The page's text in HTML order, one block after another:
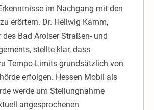
im Nachgang mit den
erörtern. Dr. Hellwig Kamm,
des Bad Arolser Straßen- und
stellte klar, dass
Tempo-Limits grundsätzlich von
erfolgen. Hessen Mobil als
werde um Stellungnahme
angesprochenen